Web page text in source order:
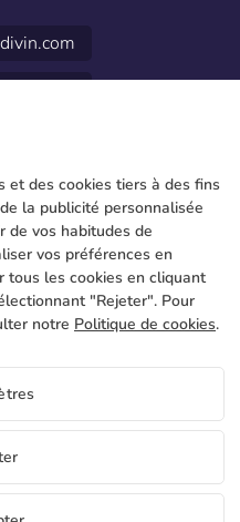
et des cookies tiers à des fins
la publicité personnalisée
de vos habitudes de
vos préférences en
tous les cookies en cliquant
"Rejeter". Pour
notre Politique de cookies.